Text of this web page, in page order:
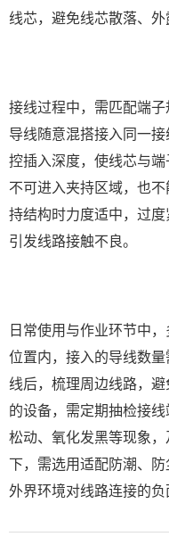
线芯，避免线芯散落、外
接线过程中，需匹配端
导线随意混搭接入同一
控插入深度，使线芯与
不可进入夹持区域，也
持结构时力度适中，过
引发线路接触不良。
日常使用与作业环节中
位置内，接入的导线数
线后，梳理周边线路，
的设备，需定期抽检接线
松动、氧化发黑等现象
下，需选用适配防潮、
外界环境对线路连接的负